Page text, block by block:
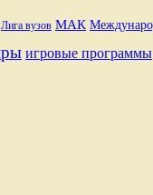
Лига вузов МАК
игровые программы